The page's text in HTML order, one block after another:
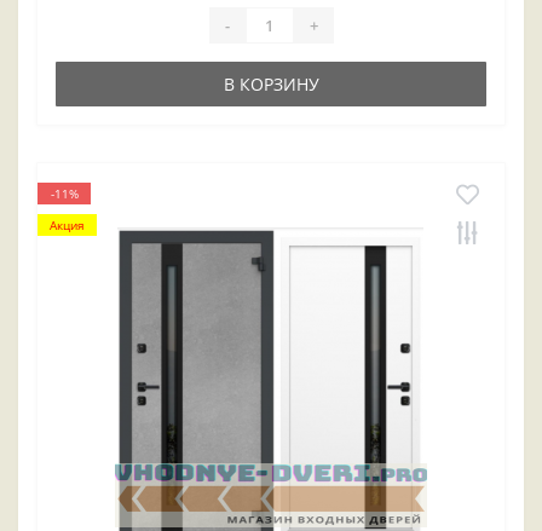
- +
В КОРЗИНУ
-11%
Акция